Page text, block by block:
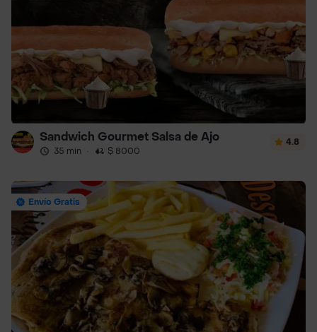
Sandwich Gourmet Salsa de Ajo
35 min · $ 8000
4.8
Envío Gratis